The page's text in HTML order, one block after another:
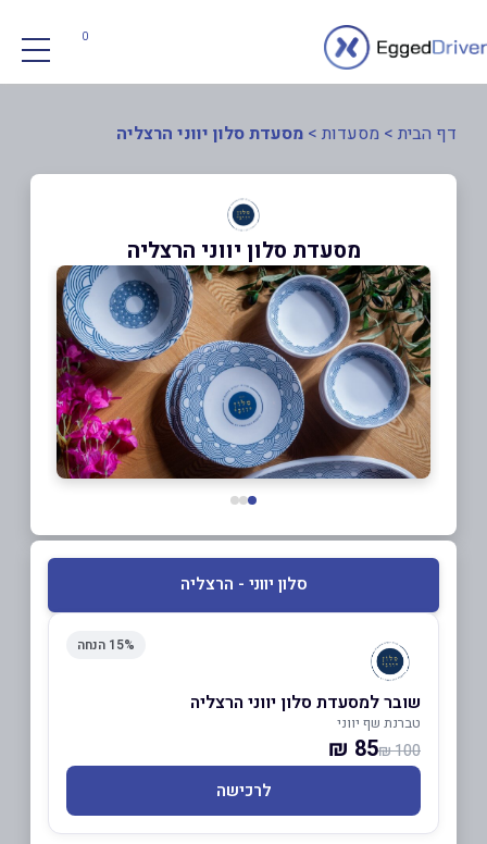
0
דף הבית > מסעדות > מסעדת סלון יווני הרצליה
מסעדת סלון יווני הרצליה
סלון יווני - הרצליה
15% הנחה
שובר למסעדת סלון יווני הרצליה
טברנת שף יווני
100 ₪
85 ₪
לרכישה